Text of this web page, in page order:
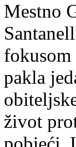
Mestno
pakla
život